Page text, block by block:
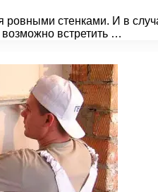
ровными стенками. И в
встретить …